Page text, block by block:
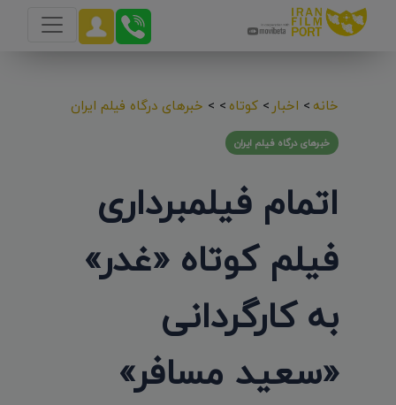
خانه> اخبار> کوتاه>
> خبرهای درگاه فیلم ایران
خبرهای درگاه فیلم ایران
اتمام فیلمبرداری
فیلم کوتاه «غدر»
به کارگردانی
«سعید مسافر»